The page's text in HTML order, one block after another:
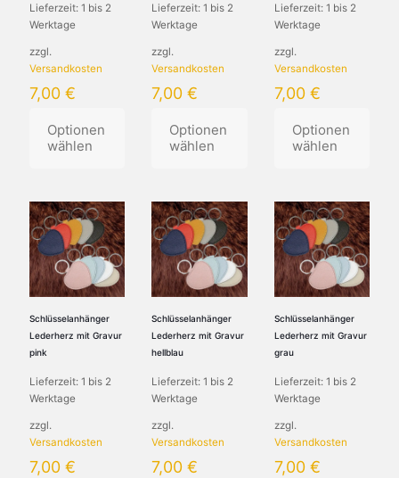
Lieferzeit: 1 bis 2
Werktage
zzgl.
Versandkosten
7,00 €
Optionen
wählen
Produkt
weist
mehrere
Varianten
auf.
Die
Optionen
können
auf
der
gewählt
werden
Lieferzeit:1 bis 2
Werktage
zzgl.
Versandkosten
7,00€
Optionen
wählen
Produkt
weist
mehrere
Varianten
auf.
Die
Optionen
können
auf
der
gewählt
werden
Lieferzeit: 1 bis 2
Werktage
zzgl.
Versandkosten
7,00 €
Optionen
wählen
Produkt
weist
mehrere
Varianten
auf.
Die
Optionen
können
auf
der
gewählt
werden
Schlüsselanhänger
Lederherz mit Gravur
pink
Lieferzeit: 1 bis 2
Werktage
zzgl.
Versandkosten
7,00 €
Schlüsselanhänger
Lederherz mit Gravur
hellblau
Lieferzeit:1 bis 2
Werktage
zzgl.
Versandkosten
7,00€
Schlüsselanhänger
Lederherz mit Gravur
grau
Lieferzeit: 1 bis 2
Werktage
zzgl.
Versandkosten
7,00 €